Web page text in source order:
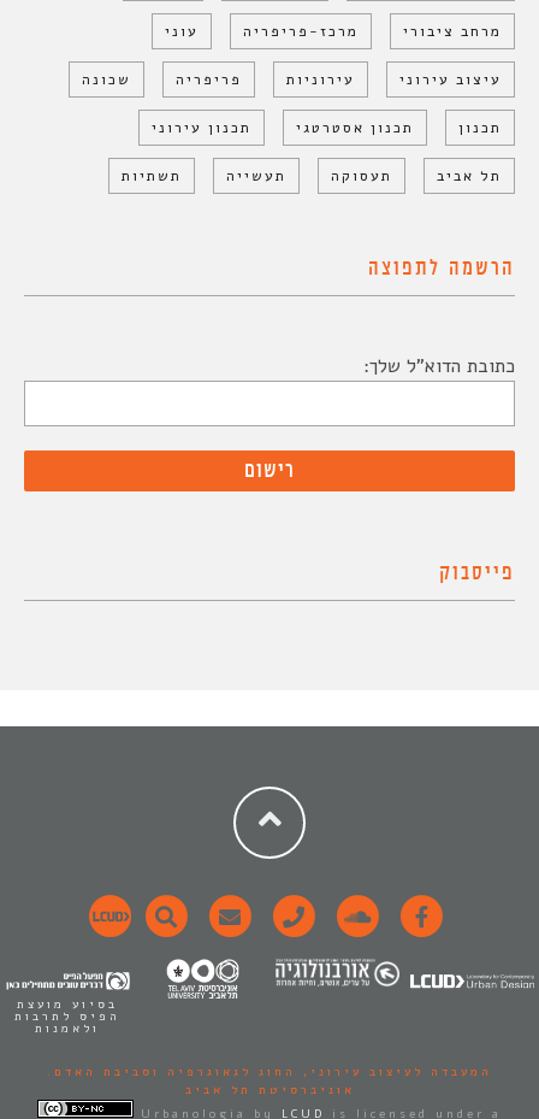
מרחב ציבורי מרכז-פריפריה עוני
עיצוב עירוני עירוניות פריפריה שכונה
תכנון תכנון אסטרטגי תכנון עירוני
תל אביב תעסוקה תעשייה תשתיות
הרשמה לתפוצה
כתובת הדוא"ל שלך:
פייסבוק
בסיוע מועצת
הפיס לתרבות
ולאמנות
המעבדה לעיצוב עירוני,
החוג לגאוגרפיה וסביבת האדם.
אוניברסיטת תל אביב
Urbanologia by LCUD is licensed under a